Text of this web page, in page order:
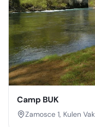
Camp BUK
Zamosce 1, Kulen